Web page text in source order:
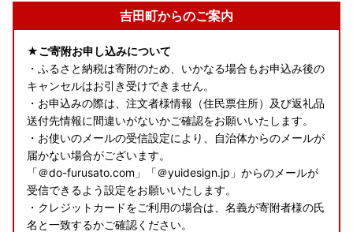
吉田町からのご案内
★ご寄附お申し込みについて
・ふるさと納税は寄附のため、いかなる場合もお申込み後の
キャンセルはお引き受けできません。
・お申込みの際は、注文者様情報（住民票住所）及び返礼品
送付先情報に間違いがないかご確認をお願いいたします。
・お使いのメールの受信設定により、自治体からのメールが
届かない場合がございます。
「＠do-furusato.com」「＠yuidesign.jp」からのメールが
受信できるよう設定をお願いいたします。
・クレジットカードをご利用の場合は、名義が寄附者様の氏
名と一致するかご確認ください。